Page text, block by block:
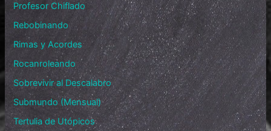
Profesor Chiflado
Rebobinando
Rimas y Acordes
Rocanroleando
Sobrevivir al Descalabro
Submundo (Mensual)
Tertulia de Utópicos